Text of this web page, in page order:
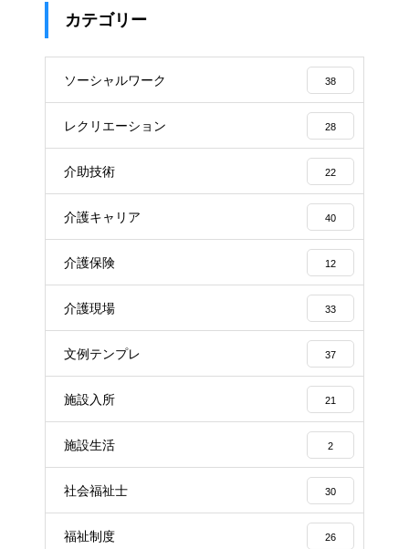
カテゴリー
ソーシャルワーク 38
レクリエーション 28
介助技術 22
介護キャリア 40
介護保険 12
介護現場 33
文例テンプレ 37
施設入所 21
施設生活 2
社会福祉士 30
福祉制度 26